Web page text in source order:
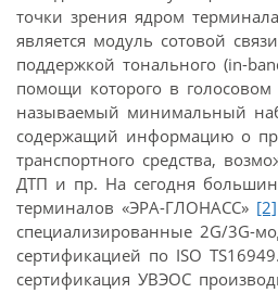
точки зрения ядром
является модуль сотовой
поддержкой тонального (in-
помощи которого в голосовом
называемый минимальный
содержащий информацию о
транспортного средства,
ДТП и пр. На сегодня
терминалов «ЭРА-ГЛОНАСС» [2]
специализированные 2G/3G-
сертификацией по ISO
сертификация УВЭОС